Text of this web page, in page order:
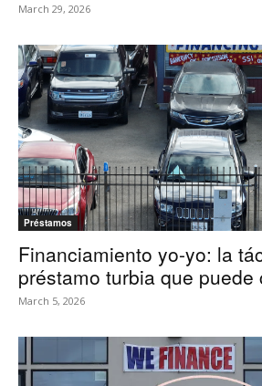
March 29, 2026
Préstamos
Financiamiento yo-yo: la
préstamo turbia que puede
March 5, 2026